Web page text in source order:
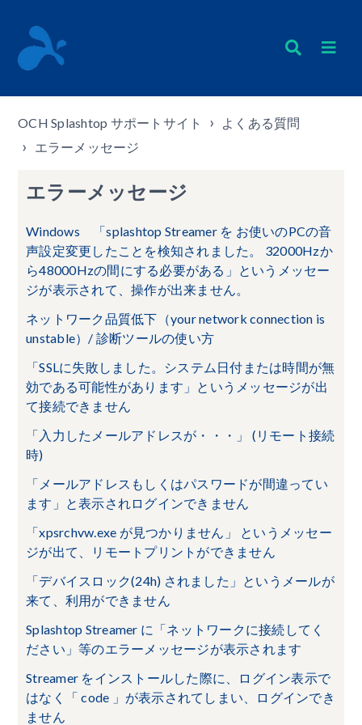
OCH Splashtop サポートサイト
よくある質問
エラーメッセージ
エラーメッセージ
Windows 「splashtop Streamer を お使いのPCの音
声設定変更したことを検知されました。 32000Hzか
ら48000Hzの間にする必要がある」というメッセー
ジが表示されて、操作が出来ません。
ネットワーク品質低下（your network connection is
unstable）/ 診断ツールの使い方
「SSLに失敗しました。システム日付または時間が無
効である可能性があります」というメッセージが出
て接続できません
「入力したメールアドレスが・・・」 (リモート接続
時)
「メールアドレスもしくはパスワードが間違ってい
ます」と表示されログインできません
「xpsrchvw.exe が見つかりません」 というメッセー
ジが出て、リモートプリントができません
「デバイスロック(24h) されました」というメールが
来て、利用ができません
Splashtop Streamer に「ネットワークに接続してく
ださい」等のエラーメッセージが表示されます
Streamer をインストールした際に、ログイン表示で
はなく「 code 」が表示されてしまい、ログインでき
ません